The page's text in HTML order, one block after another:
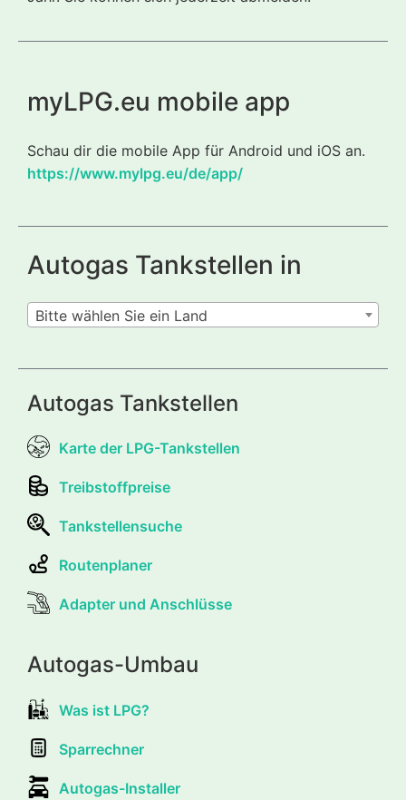
myLPG.eu mobile app
Schau dir die mobile App für Android und iOS an.
https://www.mylpg.eu/de/app/
Autogas Tankstellen in
Bitte wählen Sie ein Land
Autogas Tankstellen
Karte der LPG-Tankstellen
Treibstoffpreise
Tankstellensuche
Routenplaner
Adapter und Anschlüsse
Autogas-Umbau
Was ist LPG?
Sparrechner
Autogas-Installer